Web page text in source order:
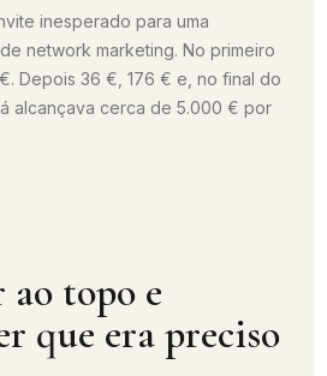
inesperado para uma
network marketing. No primeiro
Depois 36 €, 176 € e, no final do
alcançava cerca de 5.000 € por
ao topo e
que era preciso